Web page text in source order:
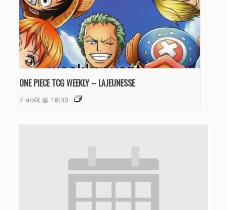
ONE PIECE TCG WEEKLY – LAJEUNESSE
7 août @ 18:30